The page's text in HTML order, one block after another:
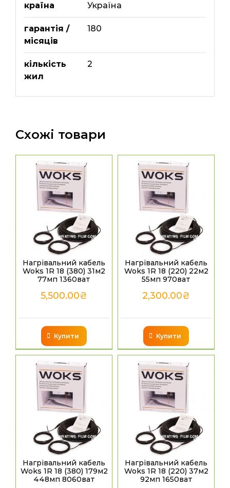
країна Україна
гарантія /
місяців
180
кількість
жил
2
Схожі товари
Нагрівальний кабель
Woks 1R 18 (380) 31м2
77мп 1360ват
5,500.00₴
Купити
Нагрівальний кабель
Woks 1R 18 (220) 22м2
55мп 970ват
2,300.00₴
Купити
Нагрівальний кабель
Woks 1R 18 (380) 179м2
448мп 8060ват
Нагрівальний кабель
Woks 1R 18 (220) 37м2
92мп 1650ват